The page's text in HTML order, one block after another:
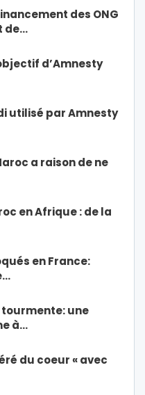
des ONG
de…
d’Amnesty
utilisé par Amnesty
a raison de ne
en Afrique : de la
en France:
une
à…
du coeur « avec